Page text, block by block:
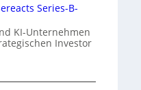
Series-B-
KI-Unternehmen
Investor